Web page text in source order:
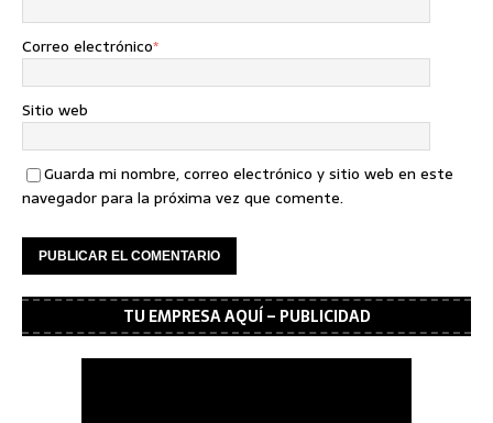
Correo electrónico*
Sitio web
Guarda mi nombre, correo electrónico y sitio web en este
navegador para la próxima vez que comente.
TU EMPRESA AQUÍ – PUBLICIDAD